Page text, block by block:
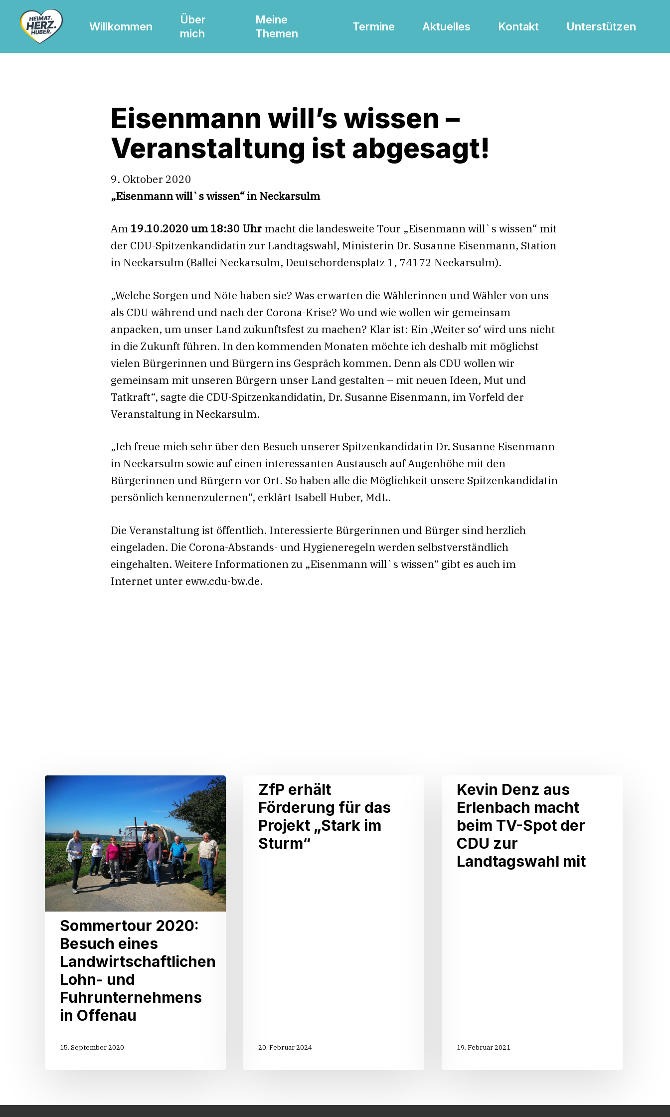
Willkommen
Über
mich
Meine
Themen
Termine Aktuelles Kontakt Unterstützen
Eisenmann will’s wissen –
Veranstaltung ist abgesagt!
9. Oktober 2020
„Eisenmann will`s wissen“ in Neckarsulm
Am 19.10.2020 um 18:30 Uhr macht die landesweite Tour „Eisenmann will`s wissen“ mit
der CDU-Spitzenkandidatin zur Landtagswahl, Ministerin Dr. Susanne Eisenmann, Station
in Neckarsulm (Ballei Neckarsulm, Deutschordensplatz 1, 74172 Neckarsulm).
„Welche Sorgen und Nöte haben sie? Was erwarten die Wählerinnen und Wähler von uns
als CDU während und nach der Corona-Krise? Wo und wie wollen wir gemeinsam
anpacken, um unser Land zukunftsfest zu machen? Klar ist: Ein ‚Weiter so‘ wird uns nicht
in die Zukunft führen. In den kommenden Monaten möchte ich deshalb mit möglichst
vielen Bürgerinnen und Bürgern ins Gespräch kommen. Denn als CDU wollen wir
gemeinsam mit unseren Bürgern unser Land gestalten – mit neuen Ideen, Mut und
Tatkraft“, sagte die CDU-Spitzenkandidatin, Dr. Susanne Eisenmann, im Vorfeld der
Veranstaltung in Neckarsulm.
„Ich freue mich sehr über den Besuch unserer Spitzenkandidatin Dr. Susanne Eisenmann
in Neckarsulm sowie auf einen interessanten Austausch auf Augenhöhe mit den
Bürgerinnen und Bürgern vor Ort. So haben alle die Möglichkeit unsere Spitzenkandidatin
persönlich kennenzulernen“, erklärt Isabell Huber, MdL.
Die Veranstaltung ist öffentlich. Interessierte Bürgerinnen und Bürger sind herzlich
eingeladen. Die Corona-Abstands- und Hygieneregeln werden selbstverständlich
eingehalten. Weitere Informationen zu „Eisenmann will`s wissen“ gibt es auch im
Internet unter eww.cdu-bw.de.
Sommertour
2020:
Besuch
eines
Landwirtschaftlichen
Lohn-
und
Fuhrunternehmens
Offenau
Sommertour 2020:
Besuch eines
Landwirtschaftlichen
Lohn- und
Fuhrunternehmens
in Offenau
15. September 2020
ZfP
erhält
Förderung
das
ZfP erhält
Förderung für das
Projekt „Stark im
Sturm“
20. Februar 2024
Kevin
Denz
aus
Erlenbach
macht
beim
Kevin Denz aus
Erlenbach macht
beim TV-Spot der
CDU zur
Landtagswahl mit
19. Februar 2021